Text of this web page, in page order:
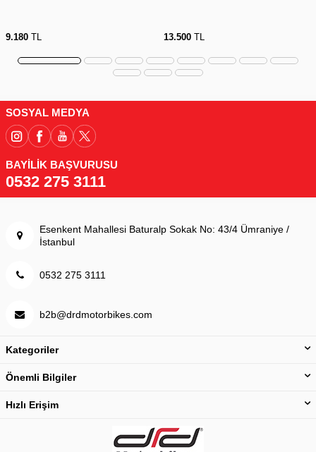
9.180 TL 13.500TL
SOSYAL MEDYA
BAYİLİK BAŞVURUSU
0532 275 3111
Esenkent Mahallesi Baturalp Sokak No: 43/4 Ümraniye /
İstanbul
0532 275 3111
b2b@drdmotorbikes.com
Kategoriler
Önemli Bilgiler
Hızlı Erişim